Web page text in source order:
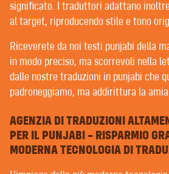
I BUONI CLIENTI SPERIMENTANO DA
UN’ASSISTENZA MOLTO PERSONALE.
ABBIAMO SOLO BUONI CLIENTI.
È difficile trovare un’agenzia di
rivendichi di curare rapporti di fiducia
grandi differenze.
Al contrario di molte agenzie di
significato. I traduttori adattano
al target, riproducendo stile e tono
Riceverete da noi testi punjabi della
in modo preciso, ma scorrevoli nella
dalle nostre traduzioni in punjabi che
padroneggiamo, ma addirittura la
AGENZIA DI TRADUZIONI
PER IL PUNJABI – RISPARMIO
MODERNA TECNOLOGIA DI